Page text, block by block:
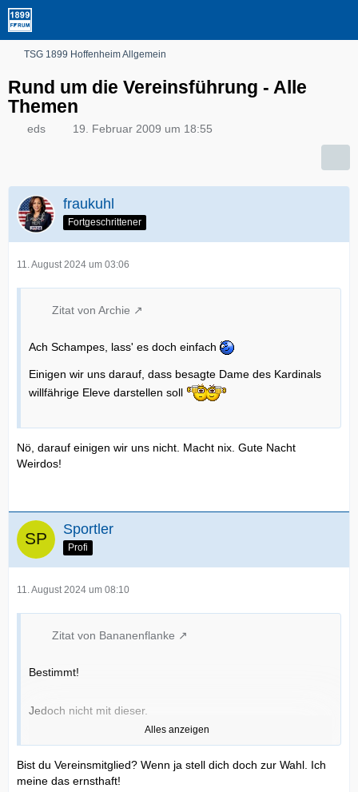
TSG 1899 Hoffenheim Allgemein
Rund um die Vereinsführung - Alle
Themen
eds 19. Februar 2009 um 18:55
fraukuhl
Fortgeschrittener
11. August 2024 um 03:06
Zitat von Archie
Ach Schampes, lass' es doch einfach
Einigen wir uns darauf, dass besagte Dame des Kardinals
willfährige Eleve darstellen soll
Nö, darauf einigen wir uns nicht. Macht nix. Gute Nacht
Weirdos!
Sportler
Profi
11. August 2024 um 08:10
Zitat von Bananenflanke
Bestimmt!
Jedoch nicht mit dieser.
Alles anzeigen
Bist du Vereinsmitglied? Wenn ja stell dich doch zur Wahl. Ich
meine das ernsthaft!